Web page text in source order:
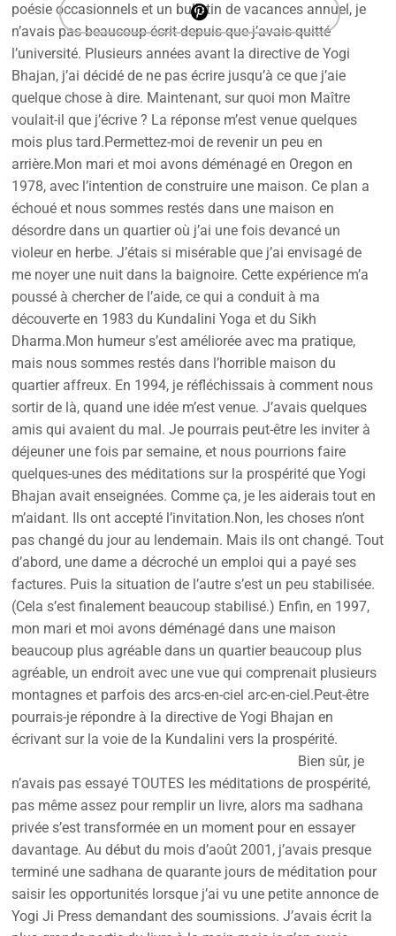
poésie occasionnels et un bulletin de vacances annuel, je
n’avais pas beaucoup écrit depuis que j’avais quitté
l’université. Plusieurs années avant la directive de Yogi
Bhajan, j’ai décidé de ne pas écrire jusqu’à ce que j’aie
quelque chose à dire. Maintenant, sur quoi mon Maître
voulait-il que j’écrive ? La réponse m’est venue quelques
mois plus tard.Permettez-moi de revenir un peu en
arrière.Mon mari et moi avons déménagé en Oregon en
1978, avec l’intention de construire une maison. Ce plan a
échoué et nous sommes restés dans une maison en
désordre dans un quartier où j’ai une fois devancé un
violeur en herbe. J’étais si misérable que j’ai envisagé de
me noyer une nuit dans la baignoire. Cette expérience m’a
poussé à chercher de l’aide, ce qui a conduit à ma
découverte en 1983 du Kundalini Yoga et du Sikh
Dharma.Mon humeur s’est améliorée avec ma pratique,
mais nous sommes restés dans l’horrible maison du
quartier affreux. En 1994, je réfléchissais à comment nous
sortir de là, quand une idée m’est venue. J’avais quelques
amis qui avaient du mal. Je pourrais peut-être les inviter à
déjeuner une fois par semaine, et nous pourrions faire
quelques-unes des méditations sur la prospérité que Yogi
Bhajan avait enseignées. Comme ça, je les aiderais tout en
m’aidant. Ils ont accepté l’invitation.Non, les choses n’ont
pas changé du jour au lendemain. Mais ils ont changé. Tout
d’abord, une dame a décroché un emploi qui a payé ses
factures. Puis la situation de l’autre s’est un peu stabilisée.
(Cela s’est finalement beaucoup stabilisé.) Enfin, en 1997,
mon mari et moi avons déménagé dans une maison
beaucoup plus agréable dans un quartier beaucoup plus
agréable, un endroit avec une vue qui comprenait plusieurs
montagnes et parfois des arcs-en-ciel arc-en-ciel.Peut-être
pourrais-je répondre à la directive de Yogi Bhajan en
écrivant sur la voie de la Kundalini vers la prospérité.
Bien sûr, je
n’avais pas essayé TOUTES les méditations de prospérité,
pas même assez pour remplir un livre, alors ma sadhana
privée s’est transformée en un moment pour en essayer
davantage. Au début du mois d’août 2001, j’avais presque
terminé une sadhana de quarante jours de méditation pour
saisir les opportunités lorsque j’ai vu une petite annonce de
Yogi Ji Press demandant des soumissions. J’avais écrit la